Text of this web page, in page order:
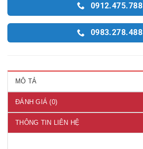
0912.475.788
0983.278.488
MÔ TẢ
ĐÁNH GIÁ (0)
THÔNG TIN LIÊN HỆ